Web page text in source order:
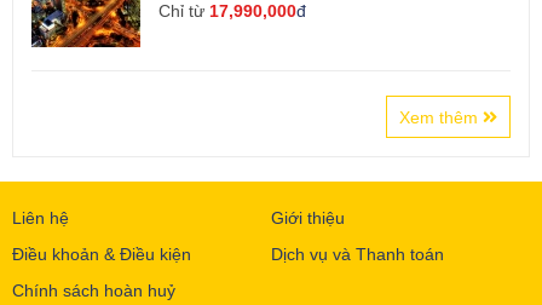
Chỉ từ 17,990,000đ
Xem thêm
Liên hệ
Giới thiệu
Điều khoản & Điều kiện
Dịch vụ và Thanh toán
Chính sách hoàn huỷ